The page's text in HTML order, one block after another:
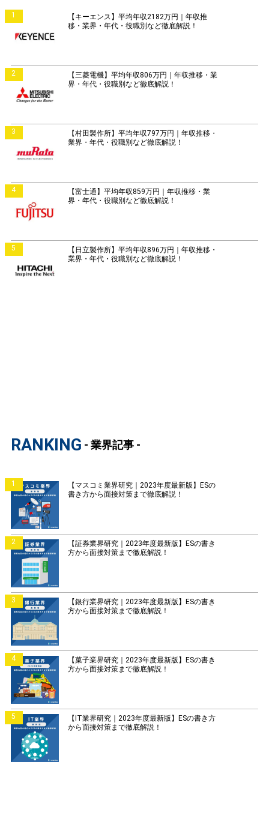
1
【キーエンス】平均年収2182万円｜年収推
移・業界・年代・役職別など徹底解説！
2
【三菱電機】平均年収806万円｜年収推移・業
界・年代・役職別など徹底解説！
3
【村田製作所】平均年収797万円｜年収推移・
業界・年代・役職別など徹底解説！
4
【富士通】平均年収859万円｜年収推移・業
界・年代・役職別など徹底解説！
5
【日立製作所】平均年収896万円｜年収推移・
業界・年代・役職別など徹底解説！
RANKING - 業界記事 -
1
【マスコミ業界研究｜2023年度最新版】ESの
書き方から面接対策まで徹底解説！
2
【証券業界研究｜2023年度最新版】ESの書き
方から面接対策まで徹底解説！
3
【銀行業界研究｜2023年度最新版】ESの書き
方から面接対策まで徹底解説！
4
【菓子業界研究｜2023年度最新版】ESの書き
方から面接対策まで徹底解説！
5
【IT業界研究｜2023年度最新版】ESの書き方
から面接対策まで徹底解説！